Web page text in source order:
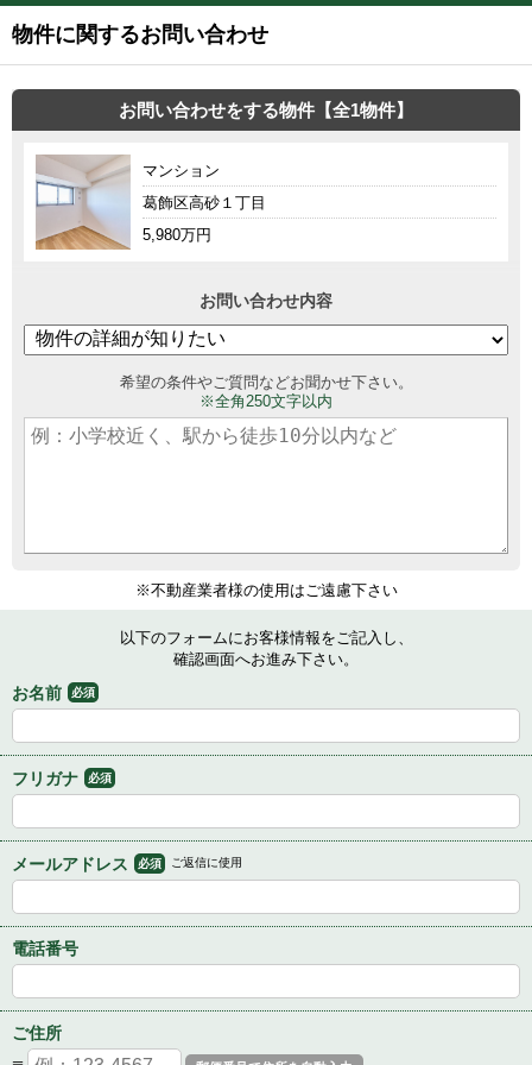
物件に関するお問い合わせ
お問い合わせをする物件【全1物件】
マンション
葛飾区高砂１丁目
5,980万円
お問い合わせ内容
希望の条件やご質問などお聞かせ下さい。
※全角250文字以内
※不動産業者様の使用はご遠慮下さい
以下のフォームにお客様情報をご記入し、
確認画面へお進み下さい。
お名前 必須
フリガナ 必須
メールアドレス 必須 ご返信に使用
電話番号
ご住所